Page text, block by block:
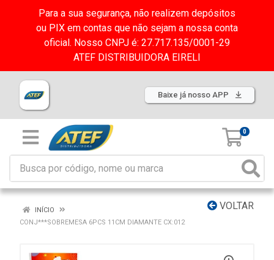
Para a sua segurança, não realizem depósitos
ou PIX em contas que não sejam a nossa conta
oficial. Nosso CNPJ é: 27.717.135/0001-29
ATEF DISTRIBUIDORA EIRELI
Baixe já nosso APP
0
VOLTAR
INÍCIO
CONJ***SOBREMESA 6PCS 11CM DIAMANTE CX:012